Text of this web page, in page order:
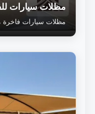
مظلات سيارات
مظلات سيارات فاخرة